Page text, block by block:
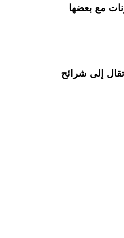
مع بعضها
إلى شرائح